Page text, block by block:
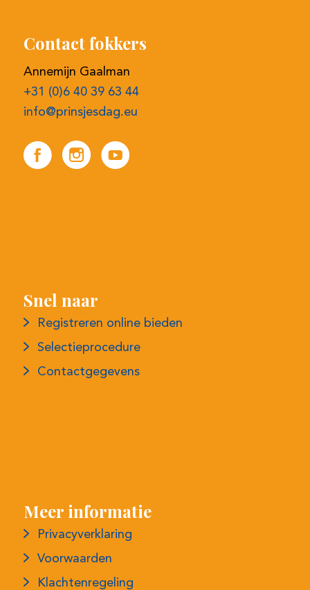
Contact fokkers
Annemijn Gaalman
+31 (0)6 40 39 63 44
info@prinsjesdag.eu
Snel naar
Registreren online bieden
Selectieprocedure
Contactgegevens
Meer informatie
Privacyverklaring
Voorwaarden
Klachtenregeling